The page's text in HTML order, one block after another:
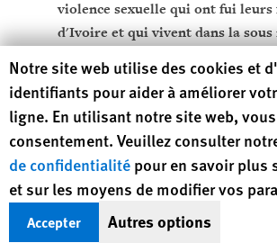
violence sexuelle qui ont fui leurs
d'Ivoire et qui vivent dans la
sexuel des options économiques et
permettre de quitter ces relations, si
encore avec leurs ravisseurs.
A l'ONUCI et à la
française de maintien de
Human Rights Watch cookie
Notre site web utilise des cookies et
identifiants pour aider à améliorer
ligne. En utilisant notre site web,
consentement. Veuillez consulter
de confidentialité pour en savoir plus
et sur les moyens de modifier vos
Accepter Autres options